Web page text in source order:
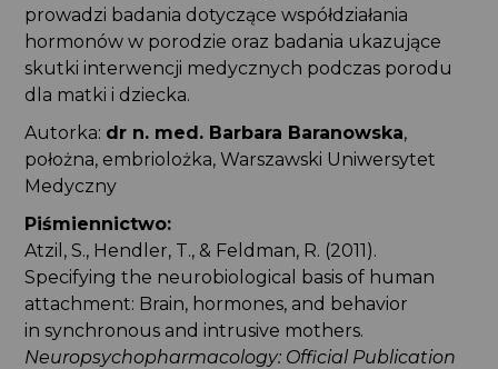
prowadzi badania dotyczące współdziałania
hormonów w porodzie oraz badania ukazujące
skutki interwencji medycznych podczas porodu
dla matki i dziecka.
Autorka: dr n. med. Barbara Baranowska,
położna, embriolożka, Warszawski Uniwersytet
Medyczny
Piśmiennictwo:
Atzil, S., Hendler, T., & Feldman, R. (2011).
Specifying the neurobiological basis of human
attachment: Brain, hormones, and behavior
in synchronous and intrusive mothers.
Neuropsychopharmacology: Official Publication